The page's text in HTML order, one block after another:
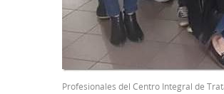
Profesionales del Centro Integral de